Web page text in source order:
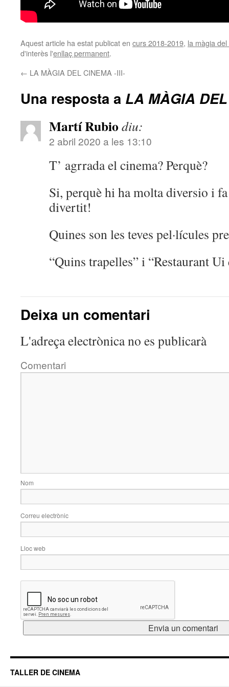
Aquest article ha estat publicat en curs 2018-2019, la màgia
d'interès l'enllaç permanent.
← LA MÀGIA DEL CINEMA -III-
Una resposta a LA MÀGIA
Martí Rubio diu:
2 abril 2020 a les 13:10
T’ agrrada el cinema? Perquè?
Si, perquè hi ha molta diversio i
divertit!
Quines son les teves pel·lícules
“Quins trapelles” i “Restaurant Ui
Deixa un comentari
L'adreça electrònica no es publicarà
Comentari
Nom
Correu electrònic
Lloc web
TALLER DE CINEMA